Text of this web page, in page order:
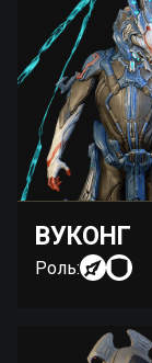
ВУКОНГ
Роль: